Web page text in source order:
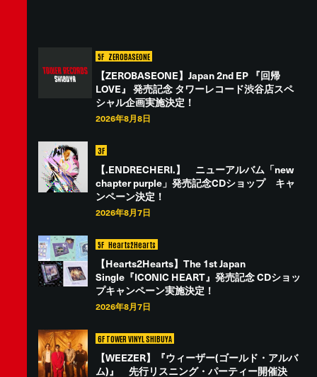
5F ZEROBASEONE
【ZEROBASEONE】Japan 2nd EP 『回帰
LOVE』 発売記念 タワーレコード渋谷店スペ
シャル企画実施決定！
2026年8月8日
3F
【.ENDRECHERI.】 ニューアルバム「new
chapter purple」発売記念CDショップ キャ
ンペーン決定！
2026年8月7日
5F Hearts2Hearts
【Hearts2Hearts】The 1st Japan
Single『ICONIC HEART』発売記念 CDショッ
プキャンペーン実施決定！
2026年8月7日
6F TOWER VINYL SHIBUYA
【WEEZER】『ウィーザー(ゴールド・アルバ
ム)』 先行リスニング・パーティー開催決